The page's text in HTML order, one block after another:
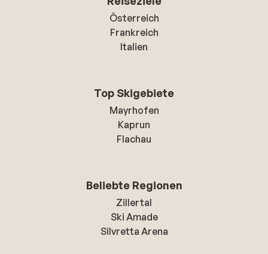
Österreich
Frankreich
Italien
Top Skigebiete
Mayrhofen
Kaprun
Flachau
Beliebte Regionen
Zillertal
Ski Amade
Silvretta Arena